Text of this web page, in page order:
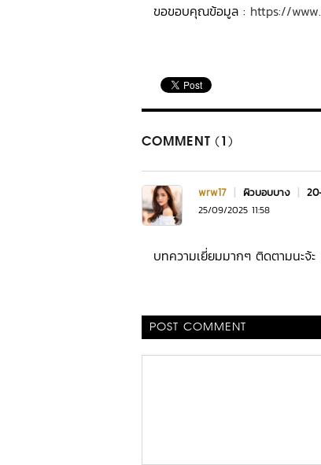
ขอขอบคุณข้อมูล : https://
COMMENT (1)
wrw17 | ผิวบอบบาง |
25/09/2025 11:58
บทความเยี่ยมมากๆ ติดตามนะจ้ะ
POST COMMENT